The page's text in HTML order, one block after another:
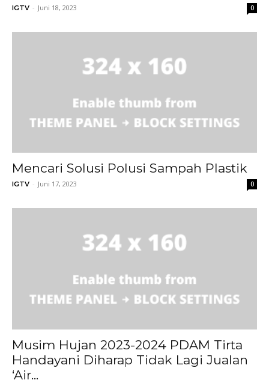
IGTV - Juni 18, 2023 0
Mencari Solusi Polusi Sampah Plastik
IGTV - Juni 17, 2023 0
Musim Hujan 2023-2024 PDAM Tirta
Handayani Diharap Tidak Lagi Jualan
‘Air...